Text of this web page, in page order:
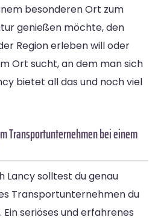
besonderen Ort zum
genießen möchte, den
Region erleben will oder
Ort sucht, an dem man sich
bietet all das und noch viel
Transportunternehmen bei einem
Lancy solltest du genau
Transportunternehmen du
seriöses und erfahrenes